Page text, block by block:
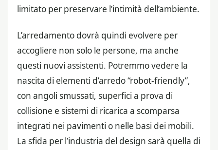
limitato per preservare l’intimità dell’ambiente.
L’arredamento dovrà quindi evolvere per
accogliere non solo le persone, ma anche
questi nuovi assistenti. Potremmo vedere la
nascita di elementi d’arredo “robot-friendly”,
con angoli smussati, superfici a prova di
collisione e sistemi di ricarica a scomparsa
integrati nei pavimenti o nelle basi dei mobili.
La sfida per l’industria del design sarà quella di